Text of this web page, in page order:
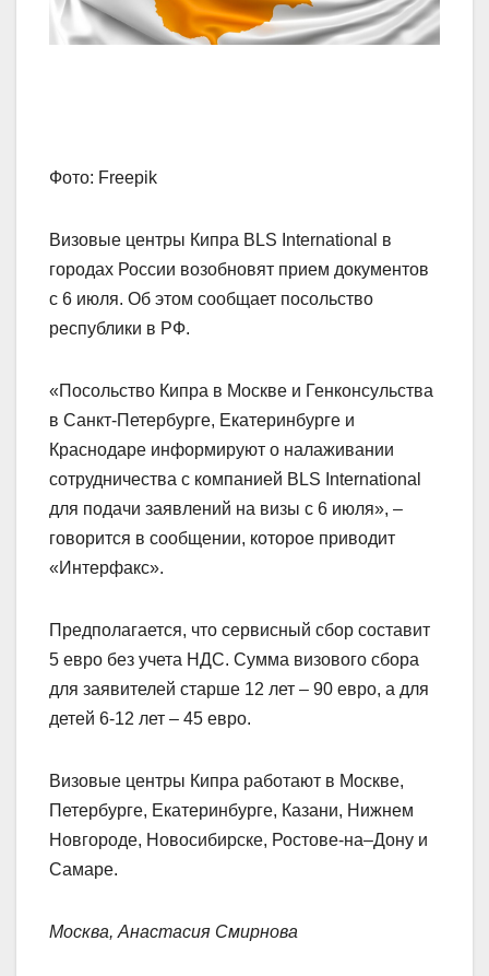
Фото: Freepik
Визовые центры Кипра BLS International в
городах России возобновят прием документов
с 6 июля. Об этом сообщает посольство
республики в РФ.
«Посольство Кипра в Москве и Генконсульства
в Санкт-Петербурге, Екатеринбурге и
Краснодаре информируют о налаживании
сотрудничества с компанией BLS International
для подачи заявлений на визы с 6 июля», –
говорится в сообщении, которое приводит
«Интерфакс».
Предполагается, что сервисный сбор составит
5 евро без учета НДС. Сумма визового сбора
для заявителей старше 12 лет – 90 евро, а для
детей 6-12 лет – 45 евро.
Визовые центры Кипра работают в Москве,
Петербурге, Екатеринбурге, Казани, Нижнем
Новгороде, Новосибирске, Ростове-на⁠–⁠Дону и
Самаре.
Москва, Анастасия Смирнова